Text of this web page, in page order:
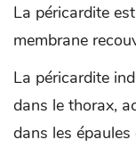
La péricardite
membrane
La péricardite
dans le thorax,
dans les